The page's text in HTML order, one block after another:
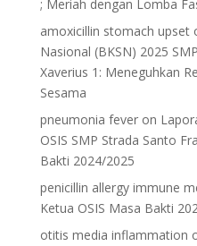
; Meriah dengan Lomba
amoxicillin stomach upset
Nasional (BKSN) 2025
Xaverius 1: Meneguhkan
Sesama
pneumonia feveron
OSIS SMP Strada Santo
Bakti 2024/2025
penicillin allergy immune
Ketua OSIS Masa Bakti
otitis media inflammation